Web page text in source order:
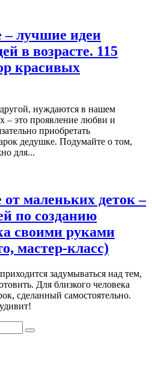
– лучшие идеи
в возрасте. 115
красивых
нуждаются в нашем
– это проявление любви и
приобретать
дедушке. Подумайте о том,
для...
маленьких деток –
по созданию
своими руками
мастер-класс)
задумываться над тем,
Для близкого человека
сделанный самостоятельно.